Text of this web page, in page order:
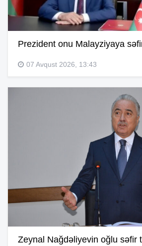
Prezident onu Malayziyaya
07 Avqust 2026, 13:43
Zeynal Nağdəliyevin oğlu səfir